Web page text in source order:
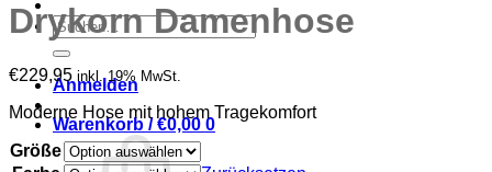
Suchen
nach:
Anmelden
Warenkorb /€0,00 0
Drykorn Damenhose
€229,95 inkl. 19% MwSt.
Moderne Hose mit hohem Tragekomfort
Größe